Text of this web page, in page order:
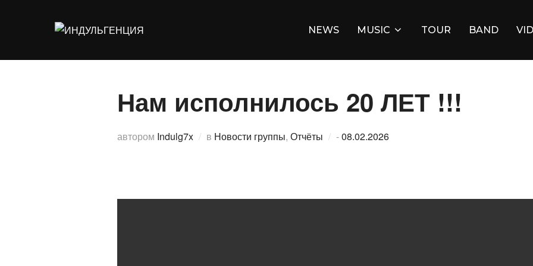
NEWS MUSIC TOUR BAND
Нам исполнилось 20 ЛЕТ !!!
автором Indulg7x в Новости группы, Отчёты -Опубликовано
08.02.2026